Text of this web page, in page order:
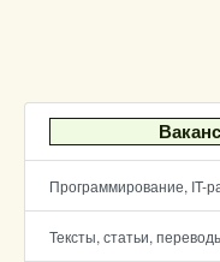
Программирование, IT-
Тексты, статьи,